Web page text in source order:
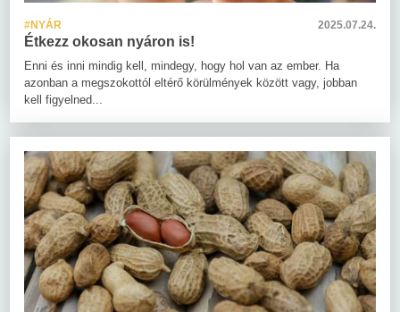
#NYÁR 2025.07.24.
Étkezz okosan nyáron is!
Enni és inni mindig kell, mindegy, hogy hol van az ember. Ha
azonban a megszokottól eltérő körülmények között vagy, jobban
kell figyelned...